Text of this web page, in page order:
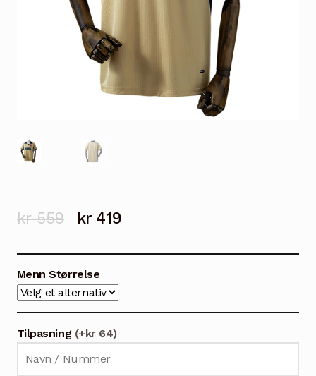
kr559
Opprinnelig
var:
kr 559.
kr419Nåværende
Menn Størrelse
Tilpasning (+kr 64)